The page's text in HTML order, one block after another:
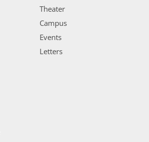
Theater
Campus
Events
Letters